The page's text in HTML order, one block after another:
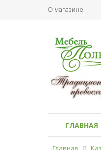
О магазине
ГЛАВНАЯ
Главная